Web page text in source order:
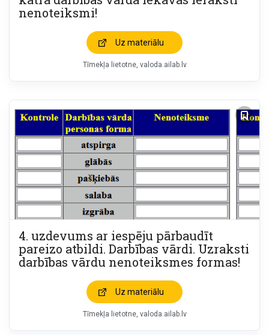
nenoteiksmi!
Uz materiālu
Tīmekļa lietotne valoda.ailab.lv
4. uzdevums ar iespēju pārbaudīt
pareizo atbildi. Darbības vārdi. Uzraksti
darbības vārdu nenoteiksmes formas!
Uz materiālu
Tīmekļa lietotne valoda.ailab.lv